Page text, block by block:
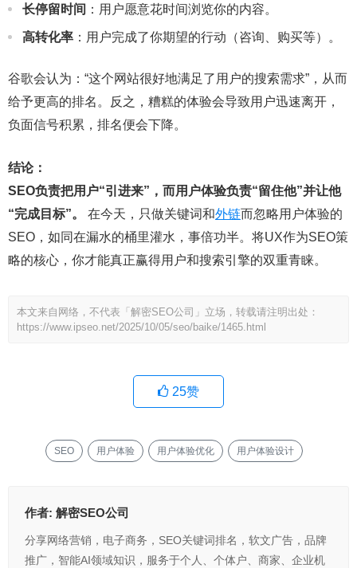
长停留时间 ：用户愿意花时间浏览你的内容。
高转化率 ：用户完成了你期望的行动（咨询、购买等）。
谷歌会认为：“这个网站很好地满足了用户的搜索需求”，从而
给予更高的排名。反之，糟糕的体验会导致用户迅速离开，
负面信号积累，排名便会下降。
结论：
SEO负责把用户“引进来”，而用户体验负责“留住他”并让他
“完成目标”。
在今天，只做关键词和外链而忽略用户体验的
SEO，如同在漏水的桶里灌水，事倍功半。将UX作为SEO策
略的核心，你才能真正赢得用户和搜索引擎的双重青睐。
本文来自网络，不代表「解密SEO公司」立场，转载请注明出处：
https://www.ipseo.net/2025/10/05/seo/baike/1465.html
25赞
SEO 用户体验 用户体验优化 用户体验设计
作者: 解密SEO公司
分享网络营销，电子商务，SEO关键词排名，软文广告，品牌
推广，智能AI领域知识，服务于个人、个体户、商家、企业机